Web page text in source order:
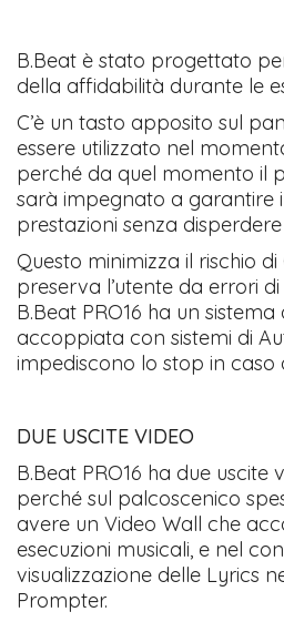
​B.Beat è stato progettato
della affidabilità durante le
C’è un tasto apposito sul
essere utilizzato nel
perché da quel momento il
sarà impegnato a garantire
prestazioni senza disperdere
Questo minimizza il rischio
preserva l’utente da errori di
​B.Beat PRO16 ha un
accoppiata con sistemi di
impediscono lo stop in caso
DUE USCITE VIDEO
​B.Beat PRO16 ha due uscite
perché sul palcoscenico
avere un Video Wall che
esecuzioni musicali, e nel
visualizzazione delle Lyrics
Prompter.